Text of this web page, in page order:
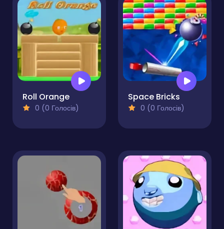
Roll Orange
0 (0 Голосів)
Space Bricks
0 (0 Голосів)